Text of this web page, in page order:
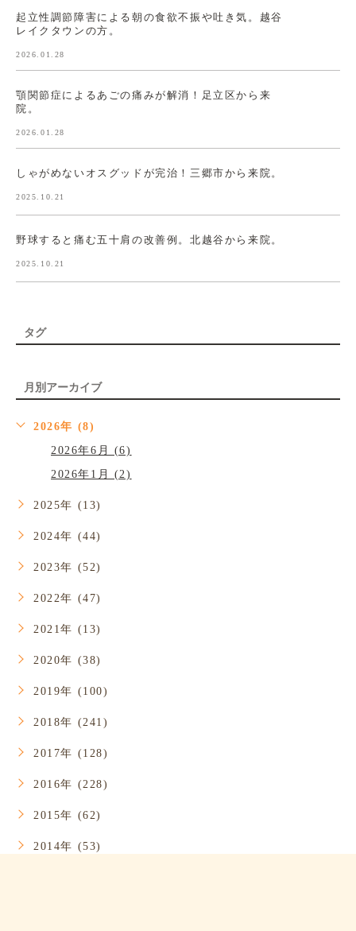
起立性調節障害による朝の食欲不振や吐き気。越谷
レイクタウンの方。
2026.01.28
顎関節症によるあごの痛みが解消！足立区から来
院。
2026.01.28
しゃがめないオスグッドが完治！三郷市から来院。
2025.10.21
野球すると痛む五十肩の改善例。北越谷から来院。
2025.10.21
タグ
月別アーカイブ
2026年 (8)
2026年6月 (6)
2026年1月 (2)
2025年 (13)
2024年 (44)
2023年 (52)
2022年 (47)
2021年 (13)
2020年 (38)
2019年 (100)
2018年 (241)
2017年 (128)
2016年 (228)
2015年 (62)
2014年 (53)